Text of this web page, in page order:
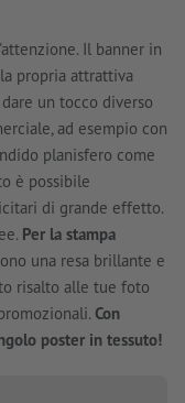
Il banner in
propria attrattiva
un tocco diverso
ad esempio con
planisfero come
è possibile
di grande effetto.
Per la stampa
una resa brillante e
risalto alle tue foto
Con
poster in tessuto!